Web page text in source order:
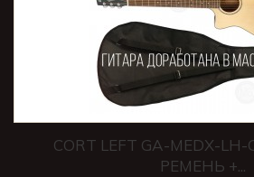
CORT LEFT GA-MEDX-
РЕМЕНЬ +...